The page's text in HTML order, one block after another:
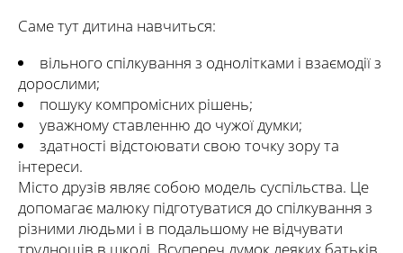
Саме тут дитина навчиться:
вільного спілкування з однолітками і взаємодії з
дорослими;
пошуку компромісних рішень;
уважному ставленню до чужої думки;
здатності відстоювати свою точку зору та
інтереси.
Місто друзів являє собою модель суспільства. Це
допомагає малюку підготуватися до спілкування з
різними людьми і в подальшому не відчувати